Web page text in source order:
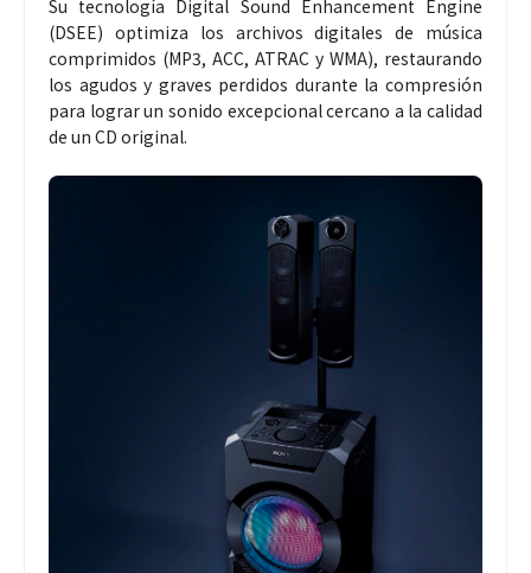
Su tecnología Digital Sound Enhancement Engine
(DSEE) optimiza los archivos digitales de música
comprimidos (MP3, ACC, ATRAC y WMA), restaurando
los agudos y graves perdidos durante la compresión
para lograr un sonido excepcional cercano a la calidad
de un CD original.